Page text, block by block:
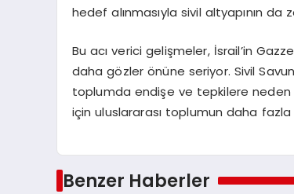
hedef alınmasıyla sivil altyapının da
Bu acı verici gelişmeler, İsrail’in Gazze
daha gözler önüne seriyor. Sivil
toplumda endişe ve tepkilere neden
için uluslararası toplumun daha
Benzer Haberler